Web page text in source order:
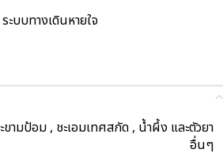
ระบบทางเดินหายใจ
ขามป้อม , ชะเอมเทศสกัด , น้ำผึ้ง และตัวยา
อื่นๆ